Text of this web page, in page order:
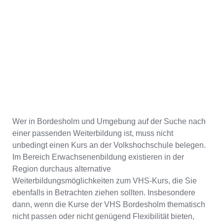
Wer in Bordesholm und Umgebung auf der Suche nach
einer passenden Weiterbildung ist, muss nicht
unbedingt einen Kurs an der Volkshochschule belegen.
Im Bereich Erwachsenenbildung existieren in der
Region durchaus alternative
Weiterbildungsmöglichkeiten zum VHS-Kurs, die Sie
ebenfalls in Betrachten ziehen sollten. Insbesondere
dann, wenn die Kurse der VHS Bordesholm thematisch
nicht passen oder nicht genügend Flexibilität bieten,